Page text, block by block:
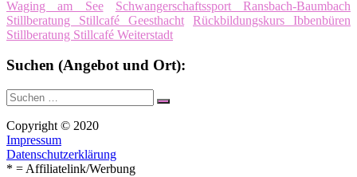
Waging am See
Schwangerschaftssport Ransbach-Baumbach
Stillberatung Stillcafé Geesthacht
Rückbildungskurs Ibbenbüren
Stillberatung Stillcafé Weiterstadt
Suchen (Angebot und Ort):
Suche
nach:
Suchen
Copyright © 2020
Impressum
Datenschutzerklärung
* = Affiliatelink/Werbung